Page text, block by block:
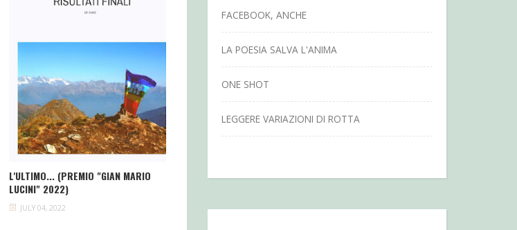
L'ULTIMO... (PREMIO "GIAN MARIO
LUCINI" 2022)
JULY 04, 2022
FACEBOOK, ANCHE
LA POESIA SALVA L'ANIMA
ONE SHOT
LEGGERE VARIAZIONI DI ROTTA